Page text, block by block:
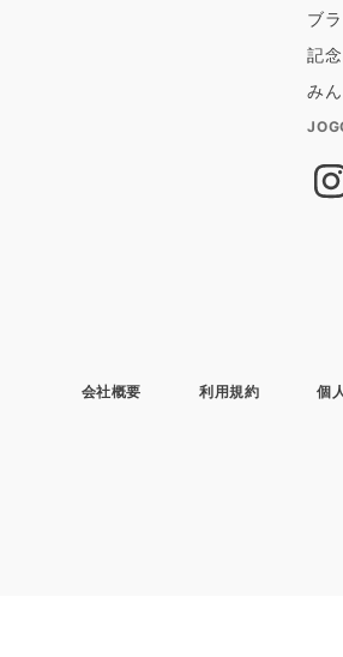
ブ
記
み
会社概要 利用規約 個